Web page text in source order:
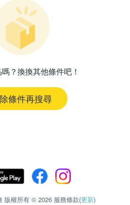
？換換其他條件吧！
條件再搜尋
版權所有 © 2026 服務條款(更新)